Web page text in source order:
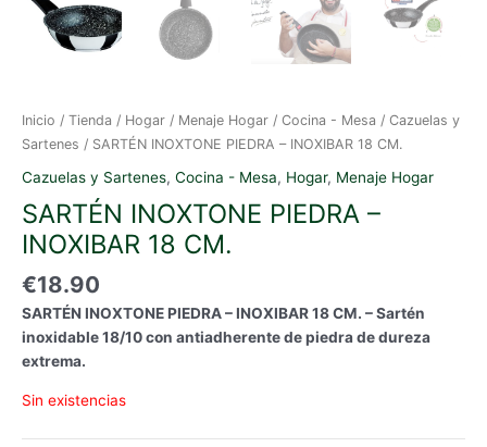
Inicio / Tienda / Hogar / Menaje Hogar / Cocina - Mesa / Cazuelas y
Sartenes / SARTÉN INOXTONE PIEDRA – INOXIBAR 18 CM.
Cazuelas y Sartenes, Cocina - Mesa, Hogar, Menaje Hogar
SARTÉN INOXTONE PIEDRA –
INOXIBAR 18 CM.
€18.90
SARTÉN INOXTONE PIEDRA – INOXIBAR 18 CM. – Sartén
inoxidable 18/10 con antiadherente de piedra de dureza
extrema.
Sin existencias